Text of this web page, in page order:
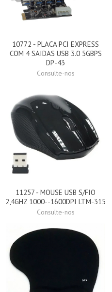
10772 - PLACA PCI EXPRESS
COM 4 SAIDAS USB 3.0 5GBPS
DP-43
Consulte-nos
11257 - MOUSE USB S/FIO
2,4GHZ 1000--1600DPI LTM-315
Consulte-nos